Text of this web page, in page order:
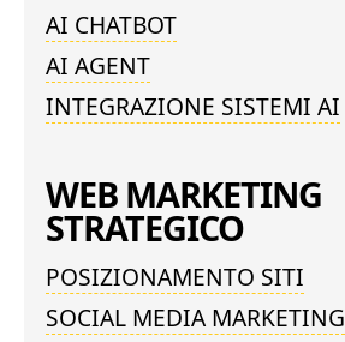
AI CHATBOT
AI AGENT
INTEGRAZIONE SISTEMI AI
WEB MARKETING
STRATEGICO
POSIZIONAMENTO SITI
SOCIAL MEDIA MARKETING